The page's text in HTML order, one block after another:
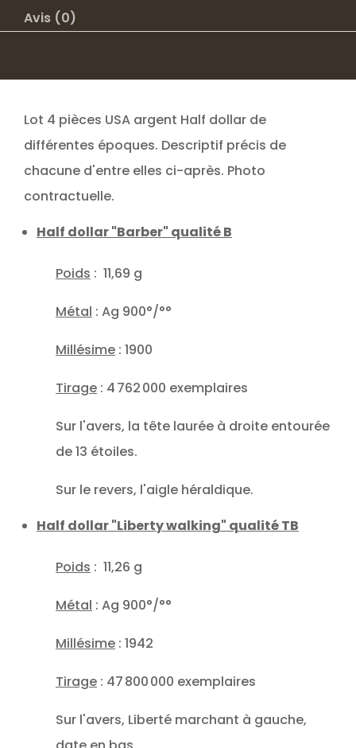
DOLLAR
Avis (0)
Lot 4 pièces USA argent Half dollar de
différentes époques. Descriptif précis de
chacune d'entre elles ci-après. Photo
contractuelle.
Half dollar "Barber" qualité B
Poids : 11,69 g
Métal : Ag 900°/°°
Millésime : 1900
Tirage : 4 762 000 exemplaires
Sur l'avers, la tête laurée à droite entourée
de 13 étoiles.
Sur le revers, l'aigle héraldique.
Half dollar "Liberty walking" qualité TB
Poids : 11,26 g
Métal : Ag 900°/°°
Millésime : 1942
Tirage : 47 800 000 exemplaires
Sur l'avers, Liberté marchant à gauche,